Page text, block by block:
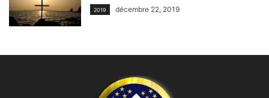
2019 décembre 22, 2019